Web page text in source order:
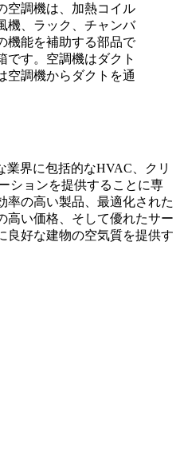
空調機は、加熱コイル
機、ラック、チャンバ
機能を補助する部品で
です。空調機はダクト
空調機からダクトを通
業界に包括的なHVAC、クリ
ションを提供することに専
率の高い製品、最適化された
高い価格、そして優れたサー
良好な建物の空気質を提供す